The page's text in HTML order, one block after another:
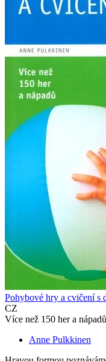
Pohybové hry a cvičení s
CZ
Více než 150 her a nápadů
Anne Pulkkinen